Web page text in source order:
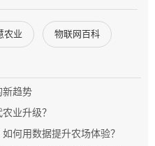
农业 物联网百科
新趋势
业升级？
何用数据提升农场体验？